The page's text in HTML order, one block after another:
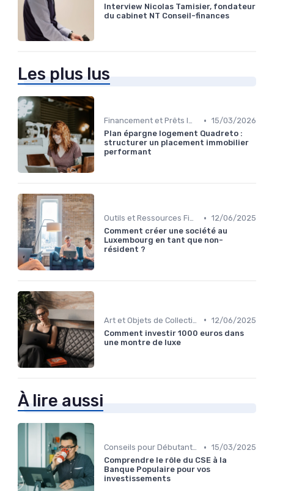
Interview Nicolas Tamisier, fondateur
du cabinet NT Conseil-finances
Les plus lus
Financement et Prêts Immobiliers • 15/03/2026
Plan épargne logement Quadreto :
structurer un placement immobilier
performant
Outils et Ressources Financières • 12/06/2025
Comment créer une société au
Luxembourg en tant que non-
résident ?
• 12/06/2025
Comment investir 1000 euros dans
une montre de luxe
À lire aussi
Conseils pour Débutants en Investissement • 15/03/2025
Comprendre le rôle du CSE à la
Banque Populaire pour vos
investissements